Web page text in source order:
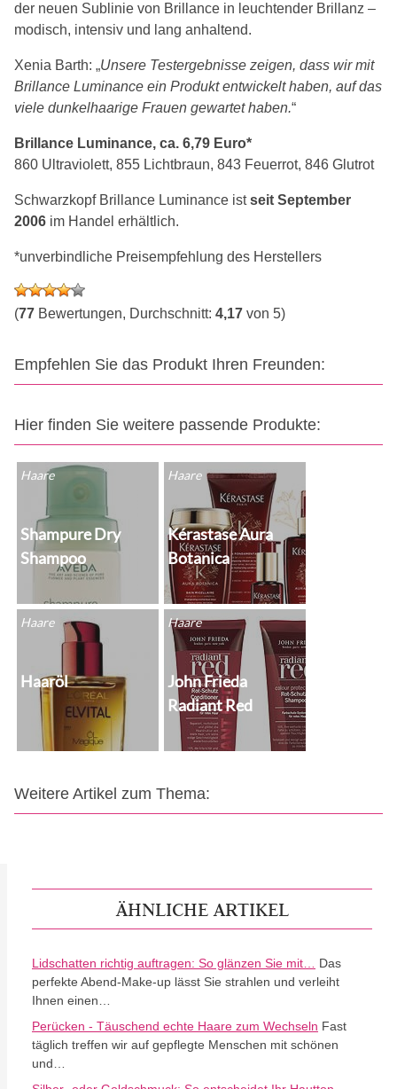
der neuen Sublinie von Brillance in leuchtender Brillanz –
modisch, intensiv und lang anhaltend.
Xenia Barth: „Unsere Testergebnisse zeigen, dass wir mit
Brillance Luminance ein Produkt entwickelt haben, auf das
viele dunkelhaarige Frauen gewartet haben.“
Brillance Luminance, ca. 6,79 Euro*
860 Ultraviolett, 855 Lichtbraun, 843 Feuerrot, 846 Glutrot
Schwarzkopf Brillance Luminance istseit September
2006 im Handel erhältlich.
*unverbindliche Preisempfehlung des Herstellers
(77 Bewertungen, Durchschnitt: 4,17 von 5)
Empfehlen Sie das Produkt Ihren Freunden:
Hier finden Sie weitere passende Produkte:
Haare
Shampure Dry
Shampoo
Haare
Kérastase Aura
Botanica
Haare
Haaröl
Haare
John Frieda
Radiant Red
Weitere Artikel zum Thema:
ÄHNLICHE ARTIKEL
Lidschatten richtig auftragen: So glänzen Sie mit…
Das
perfekte Abend-Make-up lässt Sie strahlen und verleiht
Ihnen einen…
Perücken - Täuschend echte Haare zum Wechseln Fast
täglich treffen wir auf gepflegte Menschen mit schönen
und…